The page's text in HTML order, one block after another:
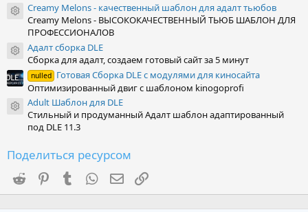
Иконка ресурса
Creamy Melons - качественный шаблон для адалт тьюбов
Creamy Melons - ВЫСОКОКАЧЕСТВЕННЫЙ ТЬЮБ ШАБЛОН ДЛЯ
ПРОФЕССИОНАЛОВ
Иконка ресурса
Адалт сборка DLE
Сборка для адалт, создаем готовый сайт за 5 минут
nulled Готовая Сборка DLE с модулями для киносайта
Оптимизированный двиг с шаблоном kinogoprofi
Иконка ресурса
Adult Шаблон для DLE
Стильный и продуманный Адалт шаблон адаптированный
под DLE 11.3
Поделиться ресурсом
Reddit PinterestTumblr WhatsApp
Электронная почта
Ссылка